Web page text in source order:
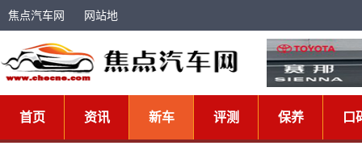
焦点汽车网 网站地
首页 资讯 新车 评测 保养 口